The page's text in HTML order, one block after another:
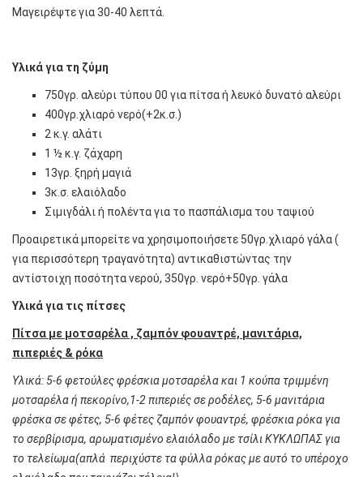
Μαγειρέψτε για 30-40 λεπτά.
Υλικά για τη ζύμη
750γρ. αλεύρι τύπου 00 για πίτσα ή λευκό δυνατό αλεύρι
400γρ.χλιαρό νερό(+2κ.σ.)
2 κ.γ. αλάτι
1 ½ κ.γ. ζάχαρη
13γρ. ξηρή μαγιά
3κ.σ. ελαιόλαδο
Σιμιγδάλι ή πολέντα για το πασπάλισμα του ταψιού
Προαιρετικά μπορείτε να χρησιμοποιήσετε 50γρ.χλιαρό γάλα (
για περισσότερη τραγανότητα) αντικαθιστώντας την
αντίστοιχη ποσότητα νερού, 350γρ. νερό+50γρ. γάλα
Υλικά για τις πίτσες
Πίτσα με μοτσαρέλα , ζαμπόν φουαντρέ, μανιτάρια,
πιπεριές & ρόκα
Υλικά: 5-6 φετούλες φρέσκια μοτσαρέλα και 1 κούπα τριμμένη
μοτσαρέλα ή πεκορίνο,1-2 πιπεριές σε ροδέλες, 5-6 μανιτάρια
φρέσκα σε φέτες, 5-6 φέτες ζαμπόν φουαντρέ, φρέσκια ρόκα για
το σερβίρισμα, αρωματισμένο ελαιόλαδο με τσίλι ΚΥΚΛΩΠΑΣ για
το τελείωμα(απλά περιχύστε τα φύλλα ρόκας με αυτό το υπέροχο